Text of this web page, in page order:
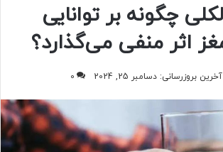
چگونه بر توانایی
اثر منفی می‌گذارد؟
آخرین بروزرسانی: دسامبر 25, 2024 0